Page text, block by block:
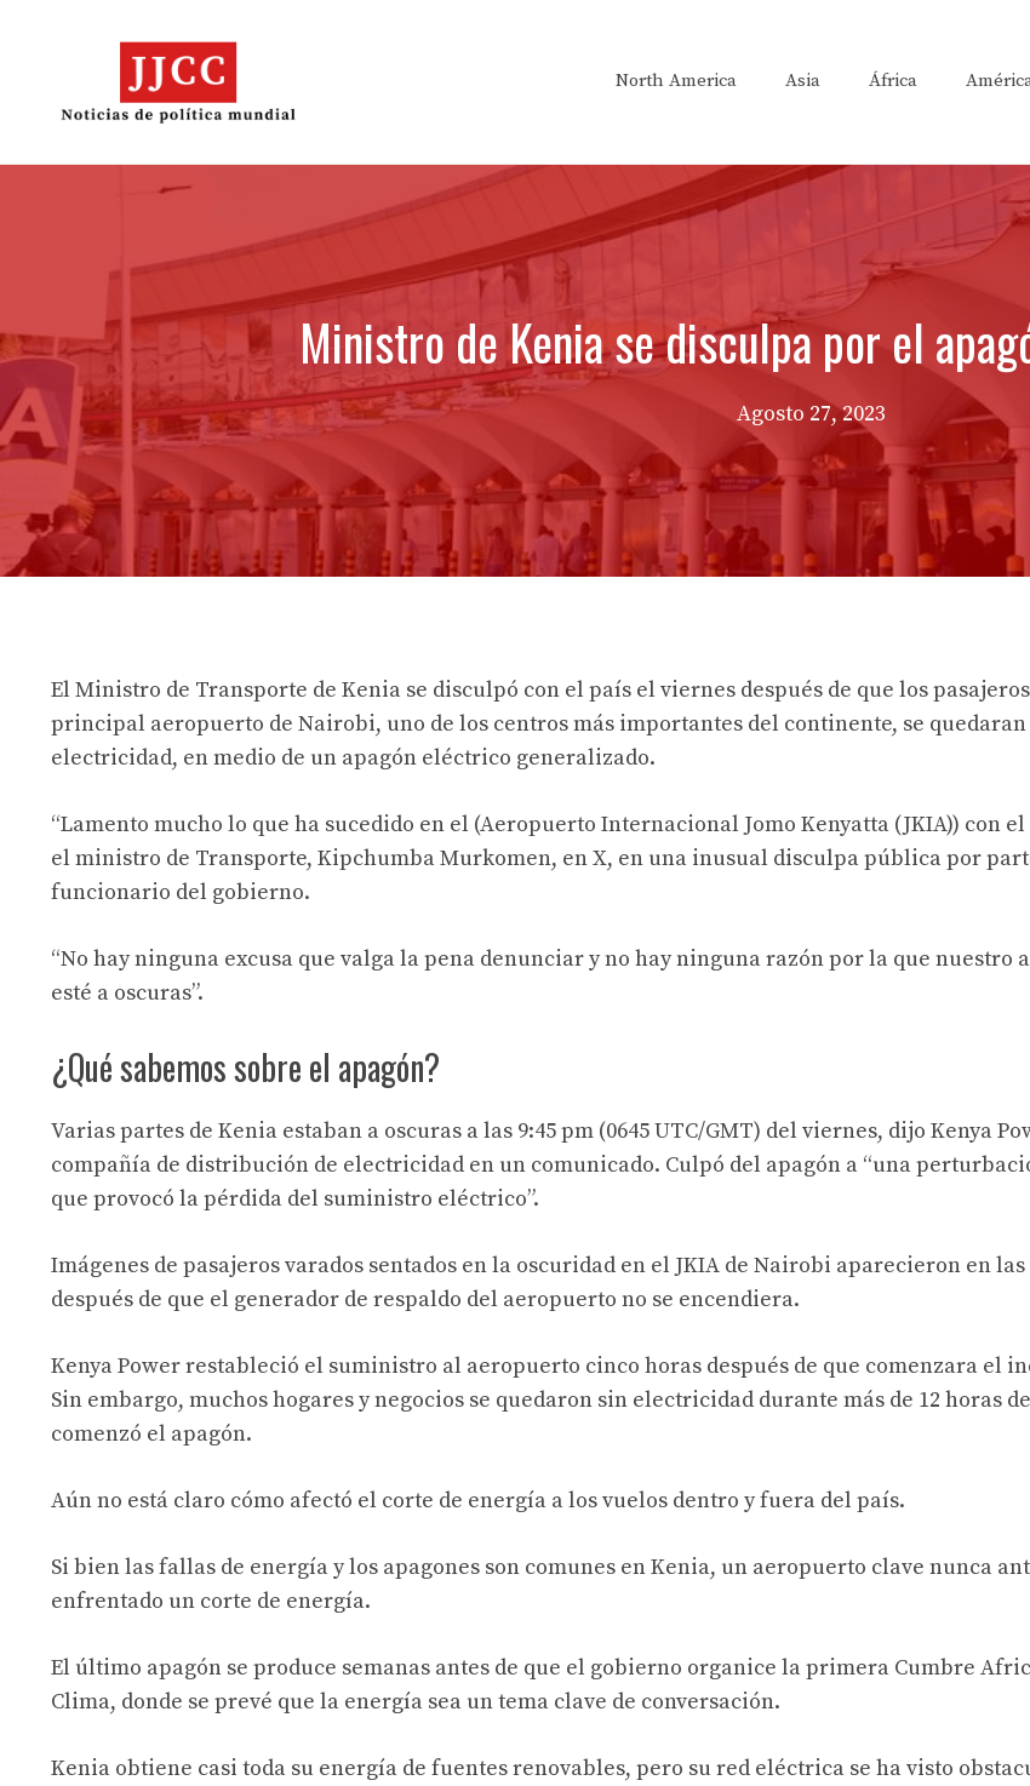
North America Asia África
Ministro de Kenia se disculpa por el
Agosto 27, 2023
El Ministro de Transporte de Kenia se disculpó con el país el viernes después de que los
principal aeropuerto de Nairobi, uno de los centros más importantes del continente, se
electricidad, en medio de un apagón eléctrico generalizado.
“Lamento mucho lo que ha sucedido en el (Aeropuerto Internacional Jomo Kenyatta (JKIA)) con el
el ministro de Transporte, Kipchumba Murkomen, en X, en una inusual disculpa pública por
funcionario del gobierno.
“No hay ninguna excusa que valga la pena denunciar y no hay ninguna razón por la que nuestro
esté a oscuras”.
¿Qué sabemos sobre el apagón?
Varias partes de Kenia estaban a oscuras a las 9:45 pm (0645 UTC/GMT) del viernes, dijo Kenya
compañía de distribución de electricidad en un comunicado. Culpó del apagón a “una
que provocó la pérdida del suministro eléctrico”.
Imágenes de pasajeros varados sentados en la oscuridad en el JKIA de Nairobi aparecieron en
después de que el generador de respaldo del aeropuerto no se encendiera.
Kenya Power restableció el suministro al aeropuerto cinco horas después de que comenzara el
Sin embargo, muchos hogares y negocios se quedaron sin electricidad durante más de 12 horas
comenzó el apagón.
Aún no está claro cómo afectó el corte de energía a los vuelos dentro y fuera del país.
Si bien las fallas de energía y los apagones son comunes en Kenia, un aeropuerto clave nunca
enfrentado un corte de energía.
El último apagón se produce semanas antes de que el gobierno organice la primera Cumbre
Clima, donde se prevé que la energía sea un tema clave de conversación.
Kenia obtiene casi toda su energía de fuentes renovables, pero su red eléctrica se ha visto